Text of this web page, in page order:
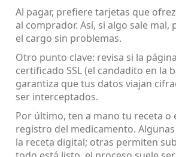
Al pagar, prefiere tarjetas que
al comprador. Así, si algo sale mal,
el cargo sin problemas.
Otro punto clave: revisa si la
certificado SSL (el candadito en la
garantiza que tus datos viajan
ser interceptados.
Por último, ten a mano tu receta o
registro del medicamento.
la receta digital; otras permiten